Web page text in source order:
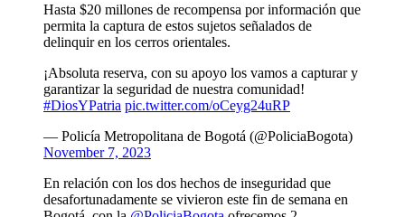
Hasta $20 millones de recompensa por información que
permita la captura de estos sujetos señalados de
delinquir en los cerros orientales.
¡Absoluta reserva, con su apoyo los vamos a capturar y
garantizar la seguridad de nuestra comunidad!
#DiosYPatria pic.twitter.com/oCeyg24uRP
— Policía Metropolitana de Bogotá (@PoliciaBogota)
November 7, 2023
En relación con los dos hechos de inseguridad que
desafortunadamente se vivieron este fin de semana en